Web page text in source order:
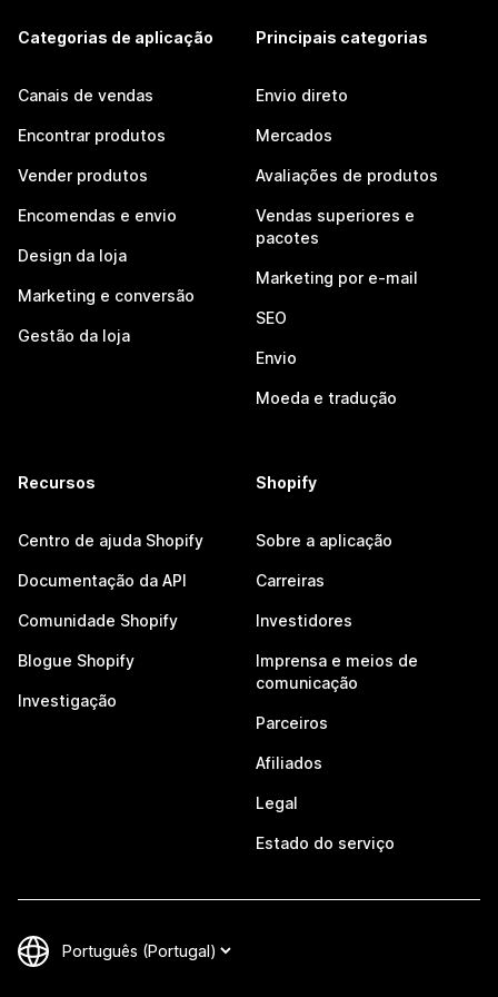
Categorias de aplicação
Canais de vendas
Encontrar produtos
Vender produtos
Encomendas e envio
Design da loja
Marketing e conversão
Gestão da loja
Principais categorias
Envio direto
Mercados
Avaliações de produtos
Vendas superiores e
pacotes
Marketing por e-mail
SEO
Envio
Moeda e tradução
Recursos
Centro de ajuda Shopify
Documentação da API
Comunidade Shopify
Blogue Shopify
Investigação
Shopify
Sobre a aplicação
Carreiras
Investidores
Imprensa e meios de
comunicação
Parceiros
Afiliados
Legal
Estado do serviço